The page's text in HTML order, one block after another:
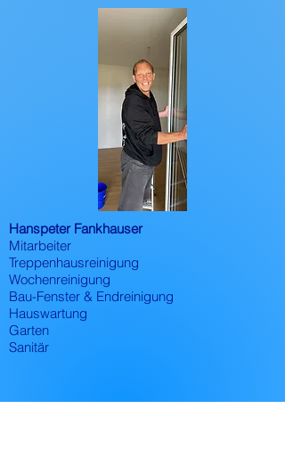
Hanspeter Fankhauser
Mitarbeiter
Treppenhausreinigung
Wochenreinigung
Bau-Fenster & Endreinigung
Hauswartung
Garten
Sanitär